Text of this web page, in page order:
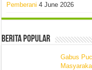
Pemberani 4 June 2026
Berita Popular
Gabus